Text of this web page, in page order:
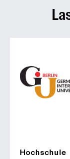
Hochschule